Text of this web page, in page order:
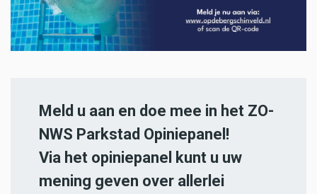
Meld u aan en doe mee in het ZO-
NWS Parkstad Opiniepanel!
Via het opiniepanel kunt u uw
mening geven over allerlei